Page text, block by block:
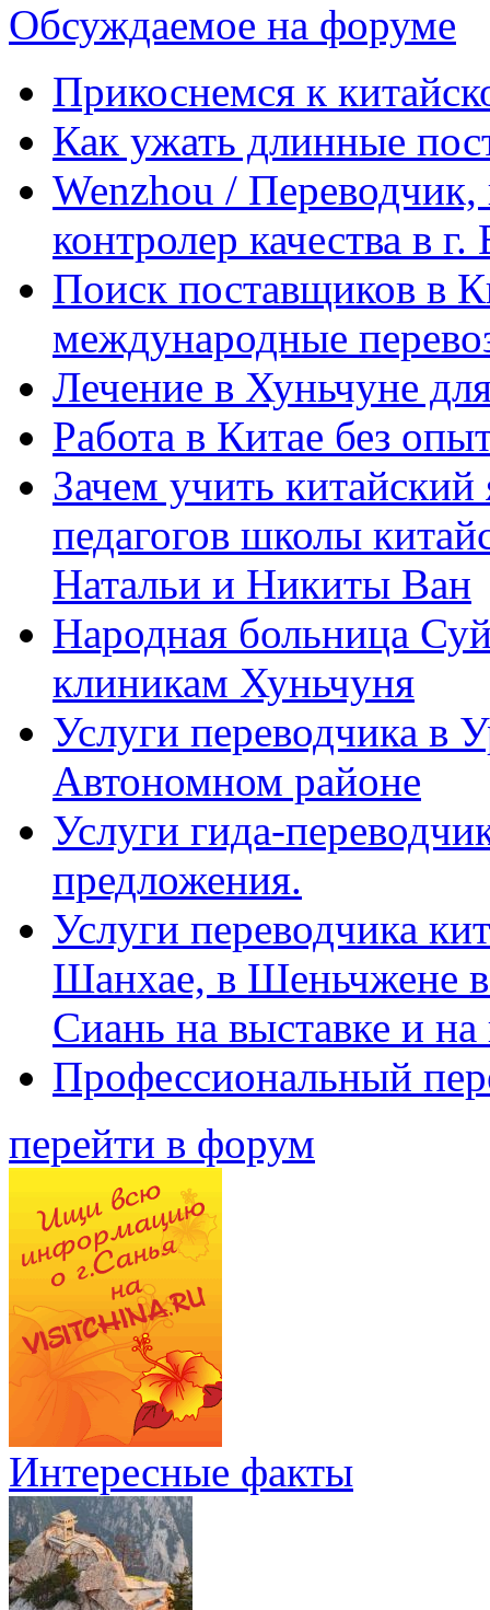
Обсуждаемое на форуме
Прикоснемся к
Как ужать длинные
Wenzhou / Переводчик,
контролер качества в
Поиск поставщиков в
международные
Лечение в Хуньчуне
Работа в Китае без
Зачем учить
педагогов школы
Натальи и Никиты Ван
Народная больница
клиникам Хуньчуня
Услуги переводчика в
Автономном районе
Услуги гида-
предложения.
Услуги переводчика
Шанхае, в Шеньчжене
Сиань на выставке и
Профессиональный
перейти в форум
Интересные факты